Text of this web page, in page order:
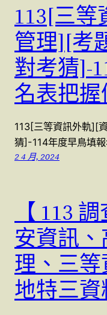
113[三
管理][考
對考猜]-
名表把
113[三等資訊外軌][
猜]-114年度早鳥填
2 4 月, 2024
【 113
安資訊
理、三等
地特三資